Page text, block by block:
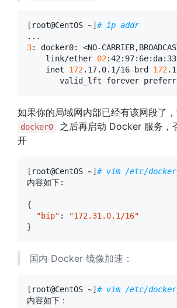
[ root@CentOS ~]# ip addr
3: docker0: <NO-
    link/ether
02
    inet
172.17.0.1/16 brd 172
如果你的局域网内部已经有该网段了
docker0
之后再启动 Docker 服务，
开
[ root@CentOS ~]# vim /etc/
内容如下:
{
"bip" :
"172.31.0.1/16"
}
国内 Docker 镜像加速：
[ root@CentOS ~]# vim /etc/
内容如下：